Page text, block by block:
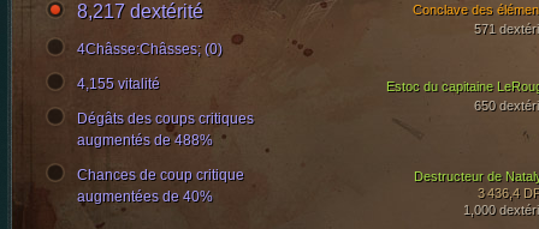
Estoc du capitaine
650
Destructeur de
3 436,4
1,000
Conclave des
571
8,217 dextérité
4Châsse:Châsses; (0)
4,155 vitalité
Dégâts des coups critiques
augmentés de 488%
Chances de coup critique
augmentées de 40%